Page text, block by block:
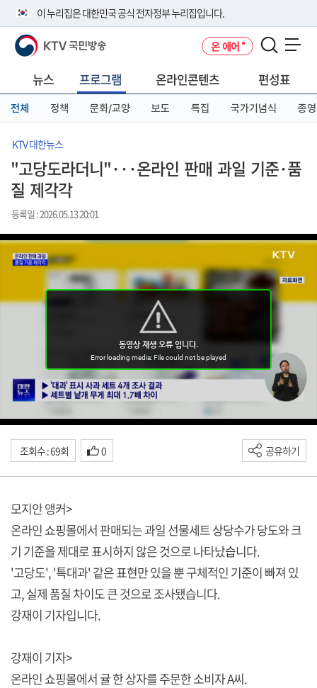
이 누리집은 대한민국 공식 전자정부 누리집입니다.
공식 누리집 주소 확인하기
니다.
이밖에 or.kr 또는 .kr등 다른 도메인 주소를 사용하고 있다면 아래 URL에
서 도메인 주소를 확인해 보세요
KTV 국민방송 온 에어
뉴스 프로그램 온라인콘텐츠 편성표
전체 정책 문화/교양 보도 특집 국가기념식 종영
KTV 대한뉴스
"고당도라더니"···온라인 판매 과일 기준·품
질 제각각
등록일 : 2026.05.13 20:01
조회수 : 69회 0 공유하기
모지안 앵커>
온라인 쇼핑몰에서 판매되는 과일 선물세트 상당수가 당도와 크
기 기준을 제대로 표시하지 않은 것으로 나타났습니다.
'고당도', '특대과' 같은 표현만 있을 뿐 구체적인 기준이 빠져 있
고, 실제 품질 차이도 큰 것으로 조사됐습니다.
강재이 기자입니다.
강재이 기자>
온라인 쇼핑몰에서 귤 한 상자를 주문한 소비자 A씨.